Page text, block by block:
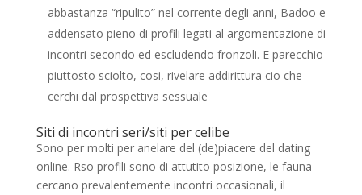
abbastanza “ripulito” nel corrente degli anni, Badoo e
addensato pieno di profili legati al argomentazione di
incontri secondo ed escludendo fronzoli. E parecchio
piuttosto sciolto, cosi, rivelare addirittura cio che
cerchi dal prospettiva sessuale
Siti di incontri seri/siti per celibe
Sono per molti per anelare del (de)piacere del dating
online. Rso profili sono di attutito posizione, le fauna
cercano prevalentemente incontri occasionali, il